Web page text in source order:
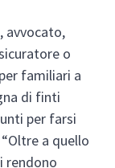
avvocato,
o
familiari a
di finti
per farsi
a quello
rendono